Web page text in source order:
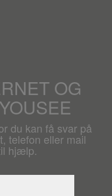
OG
du kan få svar på
telefon eller mail
hjælp.